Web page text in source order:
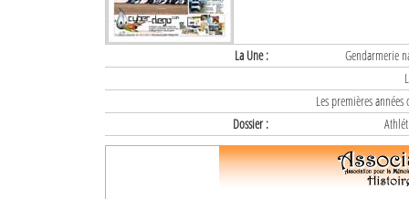
La Une :
Gendarmerie
Les premières
Dossier :